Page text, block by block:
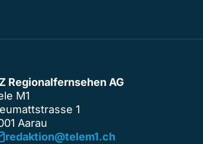
Regionalfernsehen AG
M1
1
Aarau
redaktion@telem1.ch